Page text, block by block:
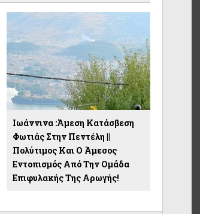
Ιωάννινα :Άμεση Κατάσβεση
Φωτιάς Στην Πεντέλη ||
Πολύτιμος Και Ο Άμεσος
Εντοπισμός Από Την Ομάδα
Επιφυλακής Της Αρωγής!